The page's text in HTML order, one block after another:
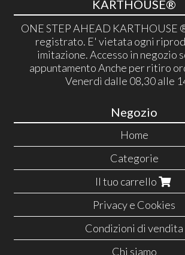
KARTHOUSE®
ONE STEP AHEAD KARTHOUSE
registrato. E' vietata ogni
imitazione. Accesso in negozio
appuntamento Anche per ritiro
Venerdì dalle 08,30 alle
Negozio
Home
Categorie
Il tuo carrello
Privacy e Cookies
Condizioni di vendita
Chi siamo